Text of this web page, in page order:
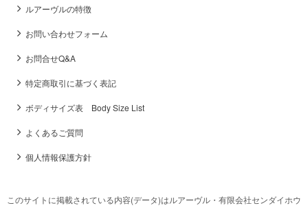
ルアーヴルの特徴
お問い合わせフォーム
お問合せQ&A
特定商取引に基づく表記
ボディサイズ表 Body Size List
よくあるご質問
個人情報保護方針
このサイトに掲載されている内容(データ)はルアーヴル・有限会社センダイホウ